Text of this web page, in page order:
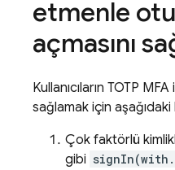
etmenle
açmasını
Kullanıcıların TOTP
sağlamak için aşağıdaki
Çok faktörlü
gibi